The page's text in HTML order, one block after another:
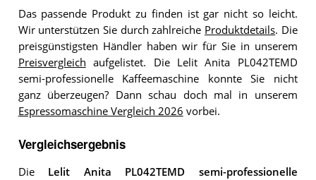
Das passende Produkt zu finden ist gar nicht so leicht.
Wir unterstützen Sie durch zahlreiche Produktdetails. Die
preisgünstigsten Händler haben wir für Sie in unserem
Preisvergleich aufgelistet. Die Lelit Anita PL042TEMD
semi-professionelle Kaffeemaschine konnte Sie nicht
ganz überzeugen? Dann schau doch mal in unserem
Espressomaschine Vergleich 2026 vorbei.
Vergleichsergebnis
Die Lelit Anita PL042TEMD semi-professionelle